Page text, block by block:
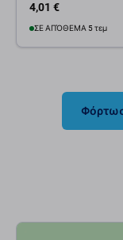
4,01 €
ΣΕ ΑΠΌΘΕΜΑ 5 τεμ